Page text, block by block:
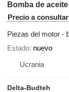
Precio a consultar
Piezas del motor -
Estado nuevo
Ucrania
Delta-Budteh